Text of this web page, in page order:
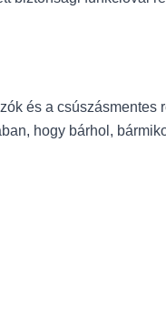
és a csúszásmentes
hogy bárhol,